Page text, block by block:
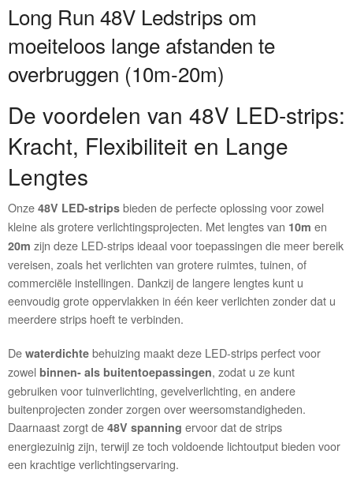
Long Run 48V Ledstrips om
moeiteloos lange afstanden te
overbruggen (10m-20m)
De voordelen van 48V LED-strips:
Kracht, Flexibiliteit en Lange
Lengtes
Onze 48V LED-strips bieden de perfecte oplossing voor zowel
kleine als grotere verlichtingsprojecten. Met lengtes van 10m en
20m zijn deze LED-strips ideaal voor toepassingen die meer bereik
vereisen, zoals het verlichten van grotere ruimtes, tuinen, of
commerciële instellingen. Dankzij de langere lengtes kunt u
eenvoudig grote oppervlakken in één keer verlichten zonder dat u
meerdere strips hoeft te verbinden.
De waterdichte behuizing maakt deze LED-strips perfect voor
zowel binnen- als buitentoepassingen, zodat u ze kunt
gebruiken voor tuinverlichting, gevelverlichting, en andere
buitenprojecten zonder zorgen over weersomstandigheden.
Daarnaast zorgt de 48V spanning ervoor dat de strips
energiezuinig zijn, terwijl ze toch voldoende lichtoutput bieden voor
een krachtige verlichtingservaring.